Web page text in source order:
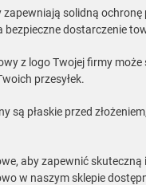
zapewniają solidną
dostarczenie
z logo Twojej firmy
przesyłek.
są płaskie przed
aby zapewnić skuteczną
w naszym sklepie